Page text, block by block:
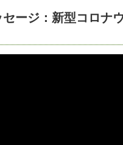
ージ：新型コロナ